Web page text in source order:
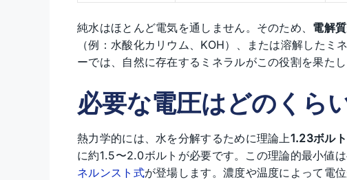
純水はほとんど電気を通しません。そのため、 電解質
（例：水酸化カリウム、KOH）、または溶解した
ーでは、自然に存在するミネラルがこの役割を果たし
必要な電圧はどのくら
熱力学的には、水を分解するために理論上1.23ボルト
に約1.5〜2.0ボルトが必要です。この理論的最小
ネルンスト式が登場します。濃度や温度によって電